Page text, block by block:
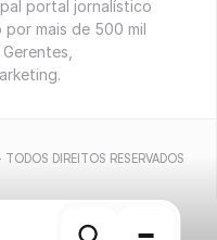
portal jornalístico
mais de 500 mil
DIREITOS RESERVADOS